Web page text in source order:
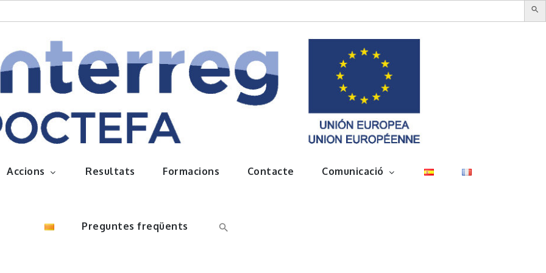
Accions Resultats Formacions Contacte Comunicació
Preguntes freqüents